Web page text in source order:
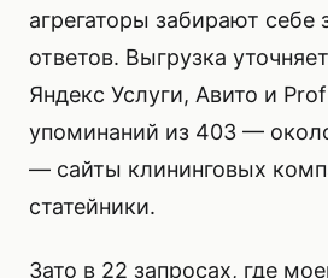
агрегаторы забирают себе
ответов. Выгрузка
Яндекс Услуги, Авито и
упоминаний из 403 —
— сайты клининговых
статейники.
Зато в 22 запросах, где